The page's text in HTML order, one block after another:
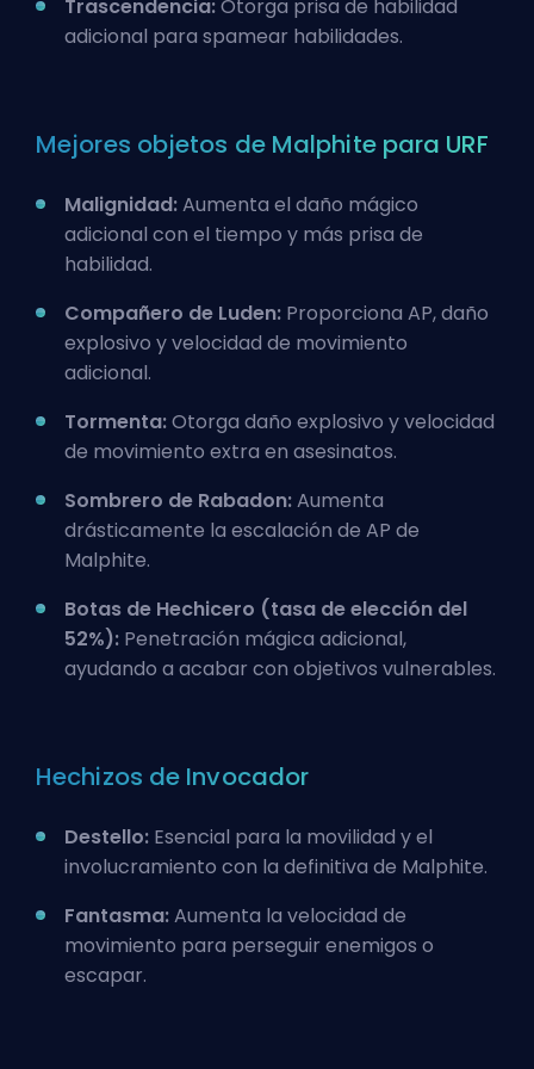
Trascendencia:Otorga prisa de habilidad
adicional para spamear habilidades.
Mejores objetos de Malphite para URF
Malignidad:Aumenta el daño mágico
adicional con el tiempo y más prisa de
habilidad.
Compañero de Luden: Proporciona AP, daño
explosivo y velocidad de movimiento
adicional.
Tormenta:Otorga daño explosivo y velocidad
de movimiento extra en asesinatos.
Sombrero de Rabadon:Aumenta
drásticamente la escalación de AP de
Malphite.
Botas de Hechicero (tasa de elección del
52%): Penetración mágica adicional,
ayudando a acabar con objetivos vulnerables.
Hechizos de Invocador
Destello: Esencial para la movilidad y el
involucramiento con la definitiva de Malphite.
Fantasma:Aumenta la velocidad de
movimiento para perseguir enemigos o
escapar.